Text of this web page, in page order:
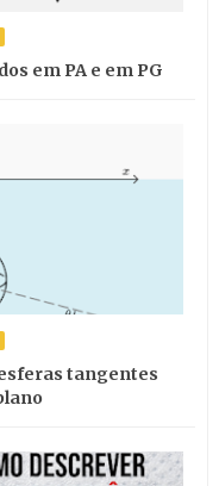
em PA e em PG
tangentes